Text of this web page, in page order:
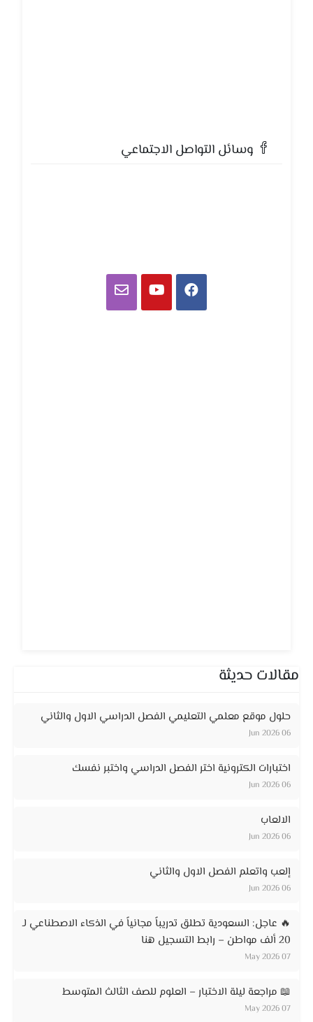
وسائل التواصل الاجتماعي
مقالات حديثة
حلول موقع معلمي التعليمي الفصل الدراسي الاول والثاني
06 Jun 2026
اختبارات الكترونية اختر الفصل الدراسي واختبر نفسك
06 Jun 2026
الالعاب
06 Jun 2026
إلعب واتعلم الفصل الاول والثاني
06 Jun 2026
🔥 عاجل: السعودية تطلق تدريباً مجانياً في الذكاء الاصطناعي لـ
20 ألف مواطن – رابط التسجيل هنا
07 May 2026
📖 مراجعة ليلة الاختبار – العلوم للصف الثالث المتوسط
07 May 2026